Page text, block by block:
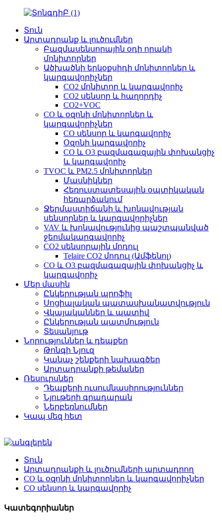
Տուն
Արտադրանք և լուծումներ
Բազմասենսորային օդի որակի
մոնիտորներ
Ածխածնի երկօքսիդի մոնիտորներ և
կարգավորիչներ
CO2 մոնիտոր և կարգավորիչ
CO2 սենսոր և հաղորդիչ
CO2+VOC
CO և օզոնի մոնիտորներ և
կարգավորիչներ
CO սենսոր և կարգավորիչ
Օզոնի կարգավորիչ
CO և O3 բազմագազային փոխանցիչ
և կարգավորիչ
TVOC և PM2.5 մոնիտորներ
Մասնիկներ
Հեռուստատեսային օպտիկական
հեռարձակում
Ջերմաստիճանի և խոնավության
սենսորներ և կարգավորիչներ
VAV և խոնավությունից պաշտպանված
ջերմակարգավորիչ
CO2 սենսորային մոդուլ
Telaire CO2 մոդուլ (Ամֆենոլ)
CO և O3 բազմագազային փոխանցիչ և
կարգավորիչ
Մեր մասին
Ընկերության պրոֆիլ
Սոցիալական պատասխանատվություն
Վկայականներ և պատիվ
Ընկերության պատմություն
Տեսանյութ
Նորություններ և դեպքեր
Թոնգի Նյուզ
Կանաչ շենքերի նախագծեր
Արտադրանքի թեմաներ
Ռեսուրսներ
Դեպքերի ուսումնասիրություններ
Նյութերի գրադարան
Ներբեռնումներ
Կապ մեզ հետ
Տուն
Արտադրանքի և լուծումների արտադրող
CO և օզոնի մոնիտորներ և կարգավորիչներ
CO սենսոր և կարգավորիչ
Կատեգորիաներ